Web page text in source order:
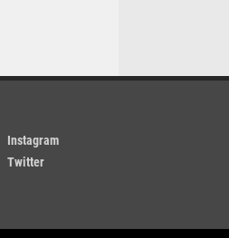
Instagram
Twitter